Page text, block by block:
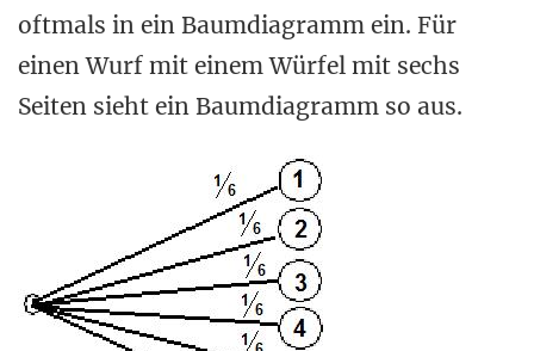
oftmals in ein Baumdiagramm ein. Für
einen Wurf mit einem Würfel mit sechs
Seiten sieht ein Baumdiagramm so aus.